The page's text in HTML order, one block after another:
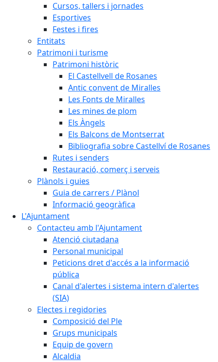
Cursos, tallers i jornades
Esportives
Festes i fires
Entitats
Patrimoni i turisme
Patrimoni històric
El Castellvell de Rosanes
Antic convent de Miralles
Les Fonts de Miralles
Les mines de plom
Els Àngels
Els Balcons de Montserrat
Bibliografia sobre Castellví de Rosanes
Rutes i senders
Restauració, comerç i serveis
Plànols i guies
Guia de carrers / Plànol
Informació geogràfica
L'Ajuntament
Contacteu amb l'Ajuntament
Atenció ciutadana
Personal municipal
Peticions dret d'accés a la informació
pública
Canal d'alertes i sistema intern d'alertes
(SIA)
Electes i regidories
Composició del Ple
Grups municipals
Equip de govern
Alcaldia